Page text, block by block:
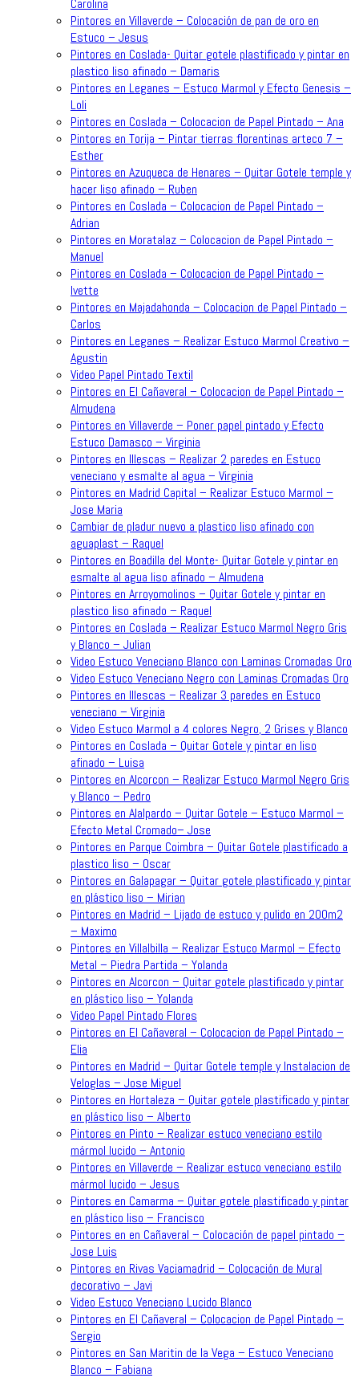
Carolina
Pintores en Villaverde – Colocación de pan de oro en
Estuco – Jesus
Pintores en Coslada- Quitar gotele plastificado y pintar en
plastico liso afinado – Damaris
Pintores en Leganes – Estuco Marmol y Efecto Genesis –
Loli
Pintores en Coslada – Colocacion de Papel Pintado – Ana
Pintores en Torija – Pintar tierras florentinas arteco 7 –
Esther
Pintores en Azuqueca de Henares – Quitar Gotele temple y
hacer liso afinado – Ruben
Pintores en Coslada – Colocacion de Papel Pintado –
Adrian
Pintores en Moratalaz – Colocacion de Papel Pintado –
Manuel
Pintores en Coslada – Colocacion de Papel Pintado –
Ivette
Pintores en Majadahonda – Colocacion de Papel Pintado –
Carlos
Pintores en Leganes – Realizar Estuco Marmol Creativo –
Agustin
Video Papel Pintado Textil
Pintores en El Cañaveral – Colocacion de Papel Pintado –
Almudena
Pintores en Villaverde – Poner papel pintado y Efecto
Estuco Damasco – Virginia
Pintores en Illescas – Realizar 2 paredes en Estuco
veneciano y esmalte al agua – Virginia
Pintores en Madrid Capital – Realizar Estuco Marmol –
Jose Maria
Cambiar de pladur nuevo a plastico liso afinado con
aguaplast – Raquel
Pintores en Boadilla del Monte- Quitar Gotele y pintar en
esmalte al agua liso afinado – Almudena
Pintores en Arroyomolinos – Quitar Gotele y pintar en
plastico liso afinado – Raquel
Pintores en Coslada – Realizar Estuco Marmol Negro Gris
y Blanco – Julian
Video Estuco Veneciano Blanco con Laminas Cromadas Oro
Video Estuco Veneciano Negro con Laminas Cromadas Oro
Pintores en Illescas – Realizar 3 paredes en Estuco
veneciano – Virginia
Video Estuco Marmol a 4 colores Negro, 2 Grises y Blanco
Pintores en Coslada – Quitar Gotele y pintar en liso
afinado – Luisa
Pintores en Alcorcon – Realizar Estuco Marmol Negro Gris
y Blanco – Pedro
Pintores en Alalpardo – Quitar Gotele – Estuco Marmol –
Efecto Metal Cromado– Jose
Pintores en Parque Coimbra – Quitar Gotele plastificado a
plastico liso – Oscar
Pintores en Galapagar – Quitar gotele plastificado y pintar
en plástico liso – Mirian
Pintores en Madrid – Lijado de estuco y pulido en 200m2
– Maximo
Pintores en Villalbilla – Realizar Estuco Marmol – Efecto
Metal – Piedra Partida – Yolanda
Pintores en Alcorcon – Quitar gotele plastificado y pintar
en plástico liso – Yolanda
Video Papel Pintado Flores
Pintores en El Cañaveral – Colocacion de Papel Pintado –
Elia
Pintores en Madrid – Quitar Gotele temple y Instalacion de
Veloglas – Jose Miguel
Pintores en Hortaleza – Quitar gotele plastificado y pintar
en plástico liso – Alberto
Pintores en Pinto – Realizar estuco veneciano estilo
mármol lucido – Antonio
Pintores en Villaverde – Realizar estuco veneciano estilo
mármol lucido – Jesus
Pintores en Camarma – Quitar gotele plastificado y pintar
en plástico liso – Francisco
Pintores en en Cañaveral – Colocación de papel pintado –
Jose Luis
Pintores en Rivas Vaciamadrid – Colocación de Mural
decorativo – Javi
Video Estuco Veneciano Lucido Blanco
Pintores en El Cañaveral – Colocacion de Papel Pintado –
Sergio
Pintores en San Maritin de la Vega – Estuco Veneciano
Blanco – Fabiana